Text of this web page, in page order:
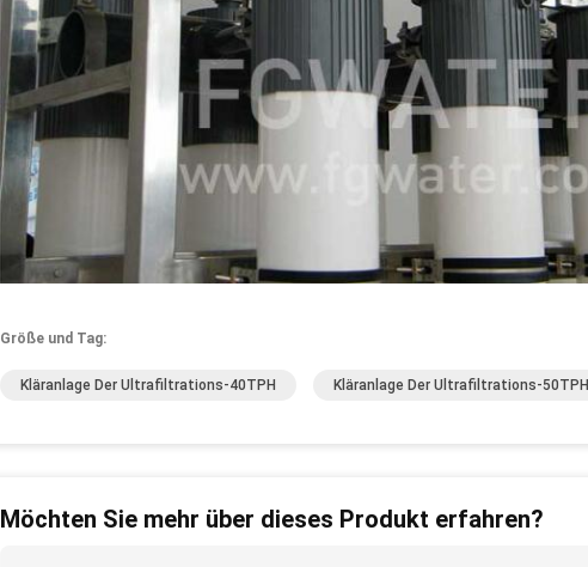
Größe und Tag:
Kläranlage Der Ultrafiltrations-40TPH Kläranlage Der Ultrafiltrations-50TPH
Möchten Sie mehr über dieses Produkt erfahren?